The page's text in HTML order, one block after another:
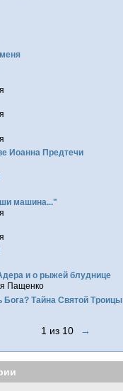
Иоанна Предтечи
машина..."
и о рыжей блуднице
Пащенко
Бога? Тайна Святой Троицы
1 из 10 →